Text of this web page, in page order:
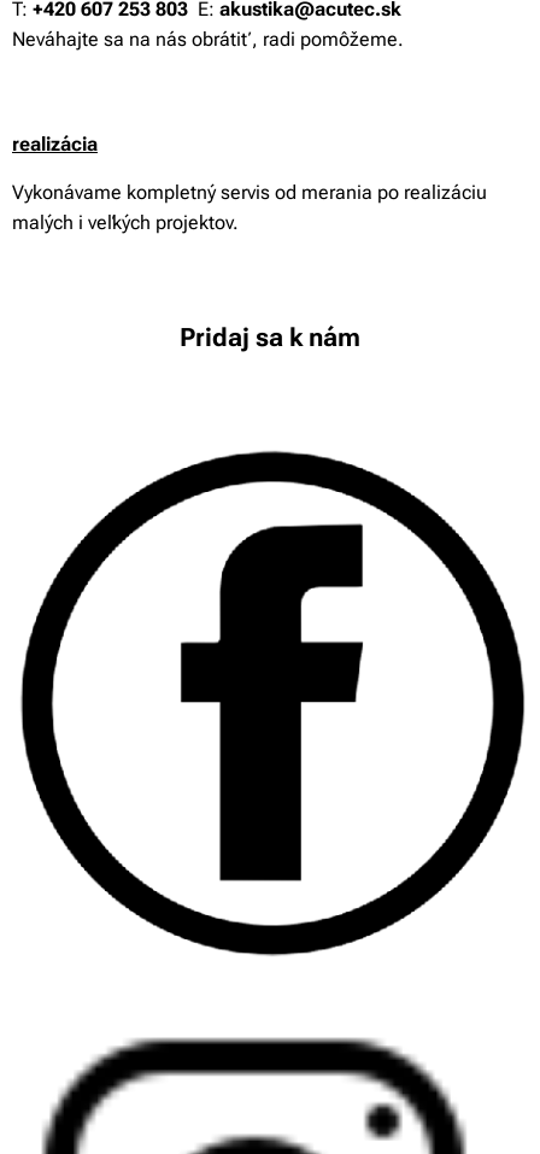
T: +420 607 253 803 E: akustika@acutec.sk
Neváhajte sa na nás obrátiť, radi pomôžeme.
realizácia
Vykonávame kompletný servis od merania po realizáciu
malých i veľkých projektov.
Pridaj sa k nám